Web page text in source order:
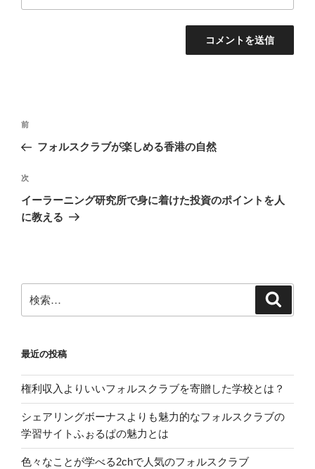
投
ナ
ビ
ゲ
ー
前
の
稿
前
フォルスクラブが楽しめる香港の自然
次
の
投
次
イーラーニング研究所で身に着けた投資のポイントを人
に教える
索:
最近の投稿
権利収入よりいいフォルスクラブを寄贈した学校とは？
シェアリングボーナスよりも魅力的なフォルスクラブの
学習サイトふぉるぱの魅力とは
色々なことが学べる2chで人気のフォルスクラブ